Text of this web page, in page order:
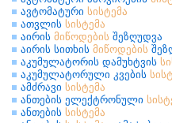
ავტომატური სისტემა
ათვლის სისტემა
აირის მიწოდების შეზღუდვა
აირის სითხის მიწოდების
აკუმულატორის დამუხტვის
აკუმულატორული კვების
ამძრავი სისტემა
ანთების ელექტრონული
ანთების სისტემა